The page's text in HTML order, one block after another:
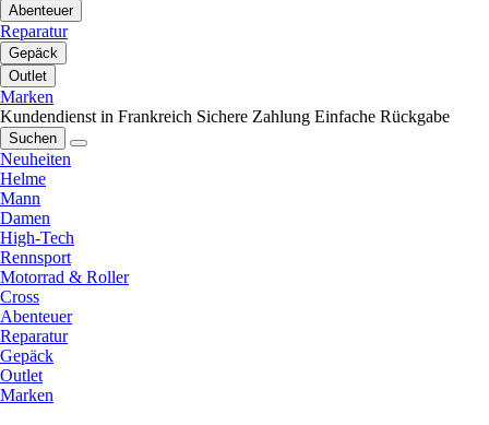
Abenteuer
Reparatur
Gepäck
Outlet
Marken
Kundendienst in Frankreich Sichere Zahlung Einfache Rückgabe
Suchen
Neuheiten
Helme
Mann
Damen
High-Tech
Rennsport
Motorrad & Roller
Cross
Abenteuer
Reparatur
Gepäck
Outlet
Marken